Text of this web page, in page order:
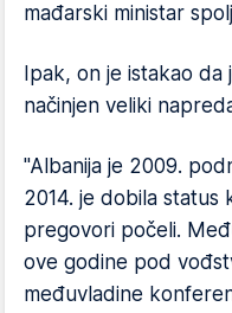
mađarski ministar
Ipak, on je istakao
načinjen veliki
"Albanija je 2009.
2014. je dobila status
pregovori počeli.
ove godine pod
međuvladine